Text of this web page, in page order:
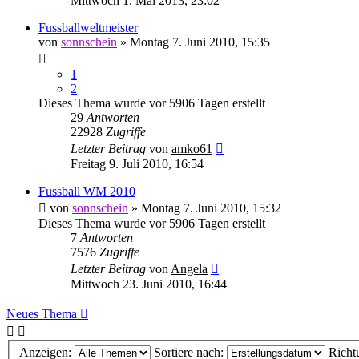
Fussballweltmeister
von sonnschein » Montag 7. Juni 2010, 15:35
1
2
Dieses Thema wurde vor 5906 Tagen erstellt
29 Antworten
22928 Zugriffe
Letzter Beitrag von amko61
Freitag 9. Juli 2010, 16:54
Fussball WM 2010
von sonnschein » Montag 7. Juni 2010, 15:32
Dieses Thema wurde vor 5906 Tagen erstellt
7 Antworten
7576 Zugriffe
Letzter Beitrag von Angela
Mittwoch 23. Juni 2010, 16:44
Neues Thema
Anzeigen: Sortiere nach: